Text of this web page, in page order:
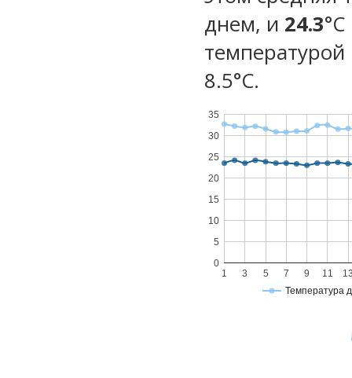
днем, и 24.3
температурой
8.5°С.
Температура
1 3 5 7 9 11
0
5
10
15
20
25
30
35